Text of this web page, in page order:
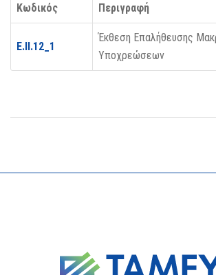
Κωδικός Περιγραφή
Ε.ΙΙ.12_1
Έκθεση Επαλήθευσης
Υποχρεώσεων